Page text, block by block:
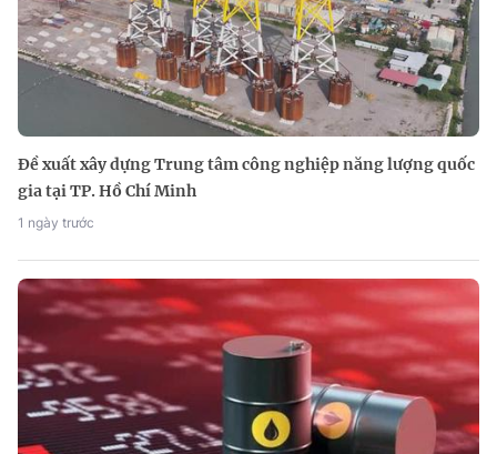
Đề xuất xây dựng Trung tâm công nghiệp năng lượng quốc
gia tại TP. Hồ Chí Minh
1 ngày trước